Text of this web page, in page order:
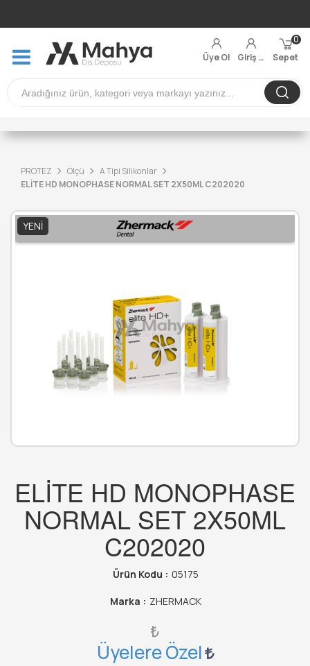
Üye Ol Giriş Yap Sepet
0
PROTEZ Ölçü
A Tipi Silikonlar
ELİTE HD MONOPHASE NORMAL SET 2X50ML C202020
YENI
ELİTE HD MONOPHASE
NORMAL SET 2X50ML
C202020
Ürün Kodu : 05175
Marka : ZHERMACK
₺
Üyelere Özel